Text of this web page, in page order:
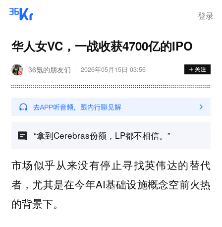
登录
华人女VC，一战收获4700亿的IPO
36氪的朋友们 2026年05月15日 03:56
“拿到Cerebras份额，LP都不相信。”
市场似乎从来没有停止寻找英伟达的替代
者，尤其是在今年AI基础设施概念空前火热
的背景下。